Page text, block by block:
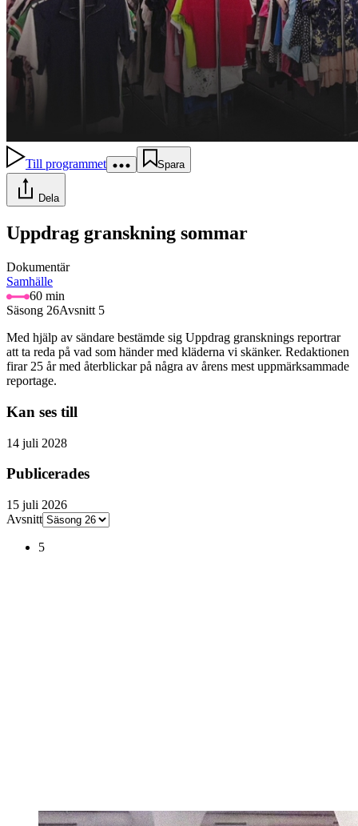
Till programmet Spara
Dela
Uppdrag granskning sommar
Dokumentär
Samhälle
60 min
Säsong 26Avsnitt 5
Med hjälp av sändare bestämde sig Uppdrag gransknings reportrar
att ta reda på vad som händer med kläderna vi skänker. Redaktionen
firar 25 år med återblickar på några av årens mest uppmärksammade
reportage.
Kan ses till
14 juli 2028
Publicerades
15 juli 2026
Avsnitt
5